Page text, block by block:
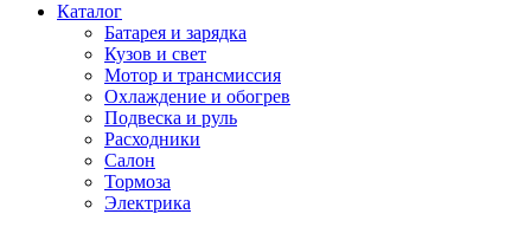
Каталог
Батарея и зарядка
Кузов и свет
Мотор и трансмиссия
Охлаждение и обогрев
Подвеска и руль
Расходники
Салон
Тормоза
Электрика